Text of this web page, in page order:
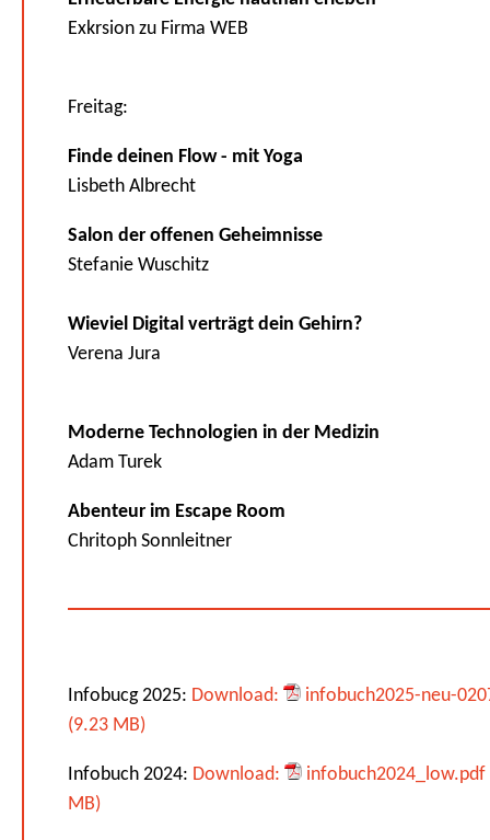
Exkrsion zu Firma WEB
Freitag:
Finde deinen Flow - mit Yoga
Lisbeth Albrecht
Salon der offenen Geheimnisse
Stefanie Wuschitz
Wieviel Digital verträgt dein Gehirn?
Verena Jura
Moderne Technologien in der Medizin
Adam Turek
Abenteur im Escape Room
Chritoph Sonnleitner
Infobucg 2025: Download:
infobuch2025-neu-
(9.23 MB)
Infobuch 2024: Download:
infobuch2024_low.pdf
MB)